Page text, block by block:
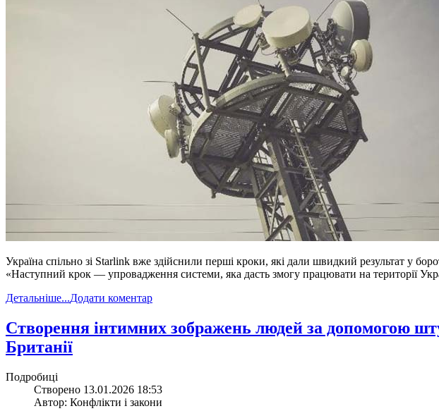
Україна спільно зі Starlink вже здійснили перші кроки, які дали швидкий результат у
«Наступний крок — упровадження системи, яка дасть змогу працювати на території
Детальніше...Додати коментар
​Створення інтимних зображень людей за допомогою
Британії
Подробиці
Створено 13.01.2026 18:53
Автор: Конфлікти і закони